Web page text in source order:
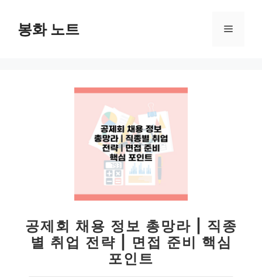
봉화 노트 메
공제회 채용 정보 총망라 | 직종
별 취업 전략 | 면접 준비 핵심
포인트